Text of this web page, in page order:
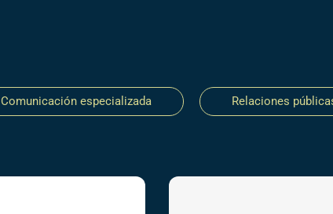
Comunicación especializada Relaciones